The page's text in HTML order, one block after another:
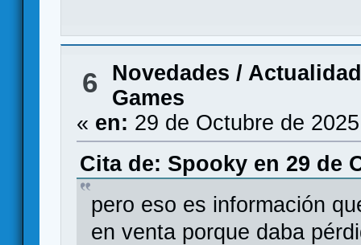
6
Novedades / Actualidad
Games
« en: 29 de Octubre de
Cita de: Spooky en 29 de
pero eso es información
en venta porque daba